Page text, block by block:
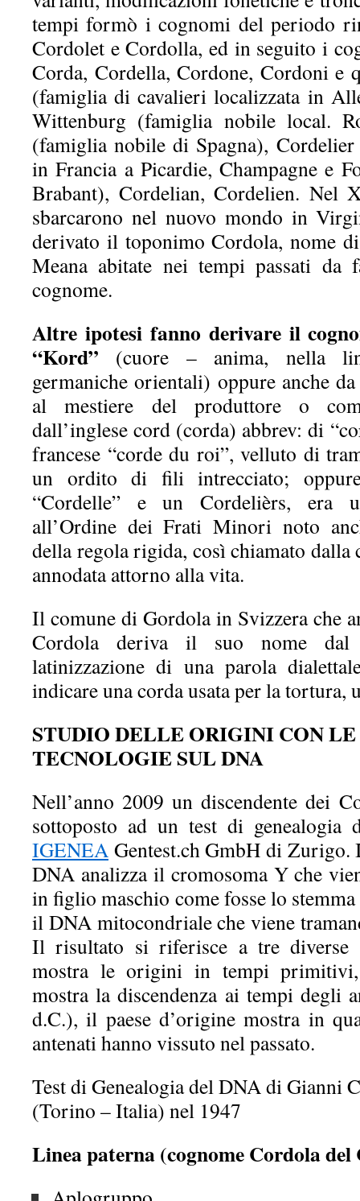
tempi formò i cognomi del periodo
Cordolet e Cordolla, ed in seguito i
Corda, Cordella, Cordone, Cordoni e
(famiglia di cavalieri localizzata in
Wittenburg (famiglia nobile local.
(famiglia nobile di Spagna),
in Francia a Picardie, Champagne e
Brabant), Cordelian, Cordelien. Nel
sbarcarono nel nuovo mondo in
derivato il toponimo Cordola, nome
Meana abitate nei tempi passati da
cognome.
Altre ipotesi fanno derivare il
“Kord” (cuore – anima, nella
germaniche orientali) oppure anche
al mestiere del produttore o
dall’inglese cord (corda) abbrev: di
francese “corde du roi”, velluto di
un ordito di fili intrecciato;
“Cordelle” e un Cordelièrs, era
all’Ordine dei Frati Minori noto
della regola rigida, così chiamato dalla
annodata attorno alla vita.
Il comune di Gordola in Svizzera che
Cordola deriva il suo nome dal
latinizzazione di una parola
indicare una corda usata per la tortura,
STUDIO DELLE ORIGINI CON LE
TECNOLOGIE SUL DNA
Nell’anno 2009 un discendente dei
sottoposto ad un test di genealogia
IGENEA Gentest.ch GmbH di Zurigo.
DNA analizza il cromosoma Y che
in figlio maschio come fosse lo
il DNA mitocondriale che viene
Il risultato si riferisce a tre diverse
mostra le origini in tempi
mostra la discendenza ai tempi degli
d.C.), il paese d’origine mostra in
antenati hanno vissuto nel passato.
Test di Genealogia del DNA di Gianni
(Torino – Italia) nel 1947
Linea paterna (cognome Cordola del